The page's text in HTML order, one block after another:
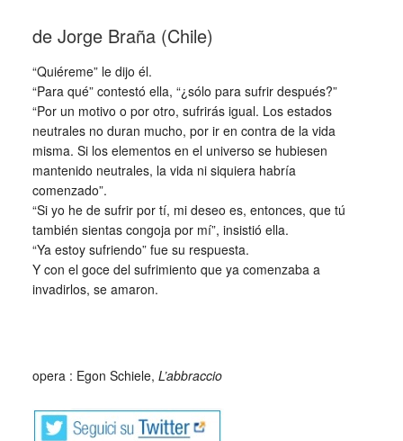
de Jorge Braña (Chile)
“Quiéreme” le dijo él.
“Para qué” contestó ella, “¿sólo para sufrir después?”
“Por un motivo o por otro, sufrirás igual. Los estados
neutrales no duran mucho, por ir en contra de la vida
misma. Si los elementos en el universo se hubiesen
mantenido neutrales, la vida ni siquiera habría
comenzado”.
“Si yo he de sufrir por tí, mi deseo es, entonces, que tú
también sientas congoja por mí”, insistió ella.
“Ya estoy sufriendo” fue su respuesta.
Y con el goce del sufrimiento que ya comenzaba a
invadirlos, se amaron.
opera : Egon Schiele, L’abbraccio